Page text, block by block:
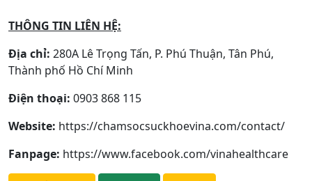
THÔNG TIN LIÊN HỆ:
Địa chỉ: 280A Lê Trọng Tấn, P. Phú Thuận, Tân Phú,
Thành phố Hồ Chí Minh
Điện thoại: 0903 868 115
Website: https://chamsocsuckhoevina.com/contact/
Fanpage: https://www.facebook.com/vinahealthcare